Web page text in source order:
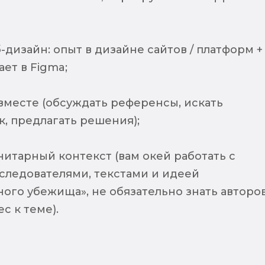
опыт в дизайне сайтов / платформ +
в Figma;
(обсуждать референсы, искать
предлагать решения);
контекст (вам окей работать с
текстами и идеей
убежища», не обязательно знать
к теме).